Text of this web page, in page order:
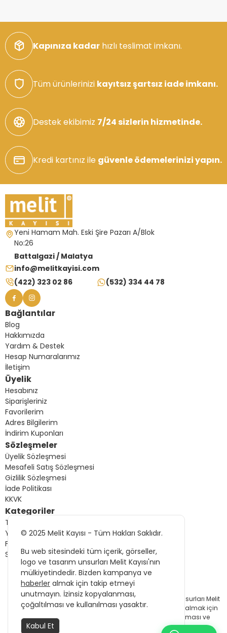
Kapınıza kadar hızlı teslimat imkanı.
Tüm ürünlerinizi kayıtsız şartsız iade imkanı.
Destek ekibimiz 7/24 sizlerin hizmetinde.
Kredi kartınız ile güvenle ödemelerinizi yapın.
Yeni Hamam Mah. Eski Şire Pazarı A/Blok
No:26
Battalgazi / Malatya
info@melitkayisi.com
(422) 323 02 86
(532) 334 44 78
Bağlantılar
Blog
Hakkımızda
Yardım & Destek
Hesap Numaralarımız
İletişim
Üyelik
Hesabınız
Siparişleriniz
Favorilerim
Adres Bilgilerim
İndirim Kuponları
Sözleşmeler
Üyelik Sözleşmesi
Mesafeli Satış Sözleşmesi
Gizlilik Sözleşmesi
İade Politikası
KKVK
Kategoriler
Tüm Ürünler
Yeni Gelenler
Fırsat Ürünleri
Sizin İçin Seçtiklerimiz
© 2025 Melit Kayısı - Tüm Hakları Saklıdır.
Bu web sitesindeki tüm içerik, görseller, logo ve tasarım unsurları Melit
Kayısı'nın mülkiyetindedir. Bizden kampanya ve
almak için
takip etmeyi unutmayın. İzinsiz kopyalanması, çoğaltılması ve
© 2025 Melit Kayısı - Tüm Hakları Saklıdır.
Bu web sitesindeki tüm içerik, görseller,
logo ve tasarım unsurları Melit Kayısı'nın
mülkiyetindedir. Bizden kampanya ve
haberler almak için takip etmeyi
unutmayın. İzinsiz kopyalanması,
çoğaltılması ve kullanılması yasaktır.
Kabul Et